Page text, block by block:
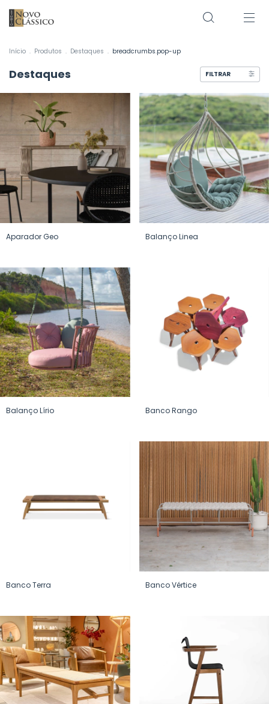
Início . Produtos . Destaques . breadcrumbs.pop-up
Destaques FILTRAR
Aparador Geo Balanço Linea
Balanço Lírio Banco Rango
Banco Terra Banco Vértice